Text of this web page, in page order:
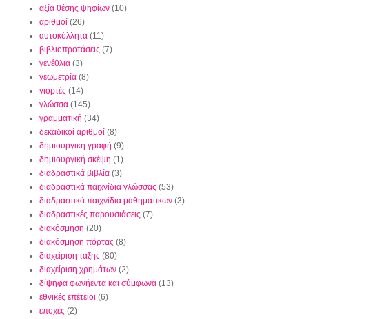
αξία θέσης ψηφίων (10)
αριθμοί (26)
αυτοκόλλητα (11)
βιβλιοπροτάσεις (7)
γενέθλια (3)
γεωμετρία (8)
γιορτές (14)
γλώσσα (145)
γραμματική (34)
δεκαδικοί αριθμοί (8)
δημιουργική γραφή (9)
δημιουργική σκέψη (1)
διαδραστικά βιβλία (3)
διαδραστικά παιχνίδια γλώσσας (53)
διαδραστικά παιχνίδια μαθηματικών (3)
διαδραστικές παρουσιάσεις (7)
διακόσμηση (20)
διακόσμηση πόρτας (8)
διαχείριση τάξης (80)
διαχείριση χρημάτων (2)
δίψηφα φωνήεντα και σύμφωνα (13)
εθνικές επέτειοι (6)
εποχές (2)